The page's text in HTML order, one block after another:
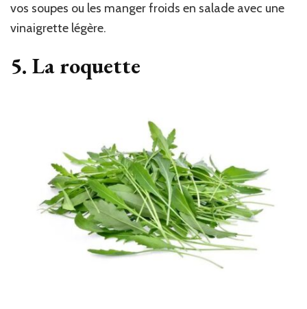
vos soupes ou les manger froids en salade avec une
vinaigrette légère.
5. La roquette